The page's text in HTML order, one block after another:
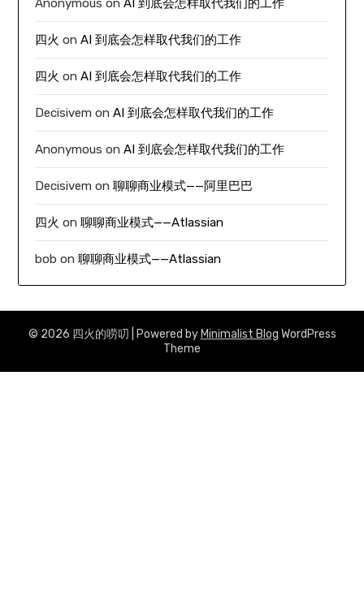
Anonymous onAI 到底会怎样取代我们的工作
四火 onAI 到底会怎样取代我们的工作
四火 onAI 到底会怎样取代我们的工作
Decisivem onAI 到底会怎样取代我们的工作
Anonymous onAI 到底会怎样取代我们的工作
Decisivem on聊聊商业模式——阿里巴巴
四火 on聊聊商业模式——Atlassian
bob on聊聊商业模式——Atlassian
© 2026 四火的唠叨 | Powered by Minimalist Blog WordPress
Theme